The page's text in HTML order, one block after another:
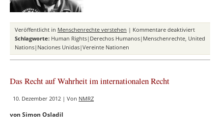
Veröffentlicht in Menschenrechte verstehen | Kommentare deaktiviertfür
UN-
Schlagworte: Human Rights|Derechos Humanos|Menschenrechte, United
Nations|Naciones Unidas|Vereinte Nationen
Das Recht auf Wahrheit im internationalen Recht
10. Dezember 2012 | Von NMRZ
von Simon Osladil